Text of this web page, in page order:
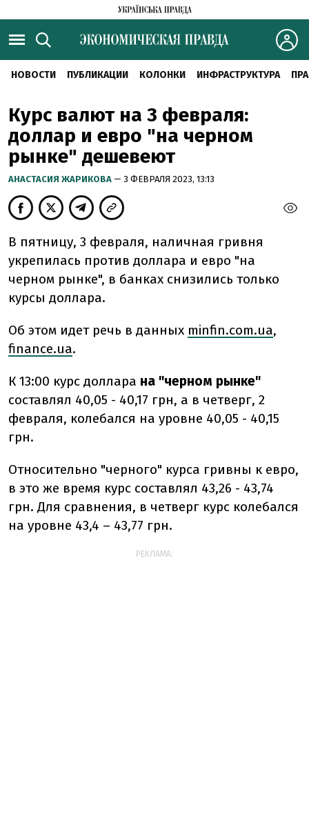
НОВОСТИ ПУБЛИКАЦИИ КОЛОНКИ ИНФРАСТРУКТУРА
Курс валют на 3 февраля:
доллар и евро "на черном
рынке" дешевеют
АНАСТАСИЯ ЖАРИКОВА — 3 ФЕВРАЛЯ 2023, 13:13
В пятницу, 3 февраля, наличная гривня
укрепилась против доллара и евро "на
черном рынке", в банках снизились только
курсы доллара.
Об этом идет речь в данных minfin.com.ua,
finance.ua.
К 13:00 курс доллара на "черном рынке"
составлял 40,05 - 40,17 грн, а в четверг, 2
февраля, колебался на уровне 40,05 - 40,15
грн.
Относительно "черного" курса гривны к евро,
в это же время курс составлял 43,26 - 43,74
грн. Для сравнения, в четверг курс колебался
на уровне 43,4 – 43,77 грн.
РЕКЛАМА: